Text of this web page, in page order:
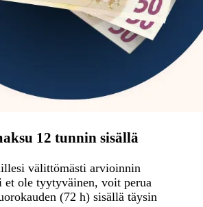
12 tunnin sisällä
välittömästi arvioinnin
ole tyytyväinen, voit perua
(72 h) sisällä täysin